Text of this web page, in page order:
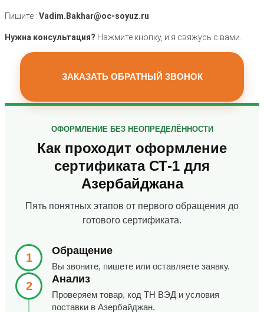
Пишите : Vadim.Bakhar@oc-soyuz.ru
Нужна консультация? Нажмите кнопку, и я свяжусь с вами.
ЗАКАЗАТЬ ОБРАТНЫЙ ЗВОНОК
ОФОРМЛЕНИЕ БЕЗ НЕОПРЕДЕЛЁННОСТИ
Как проходит оформление
сертификата СТ-1 для
Азербайджана
Пять понятных этапов от первого обращения до
готового сертификата.
1
Обращение
Вы звоните, пишете или оставляете заявку.
2
Анализ
Проверяем товар, код ТН ВЭД и условия
поставки в Азербайджан.